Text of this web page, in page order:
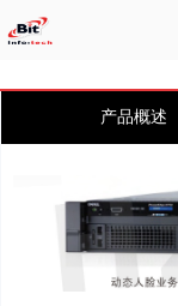
产品概述